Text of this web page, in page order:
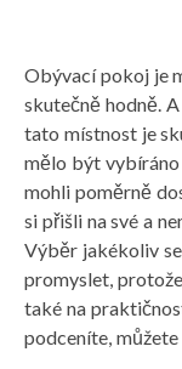
Obývací pokoj je
skutečně hodně.
tato místnost je
mělo být
mohli poměrně
si přišli na své a
Výběr jakékoliv
promyslet,
také na
podceníte,